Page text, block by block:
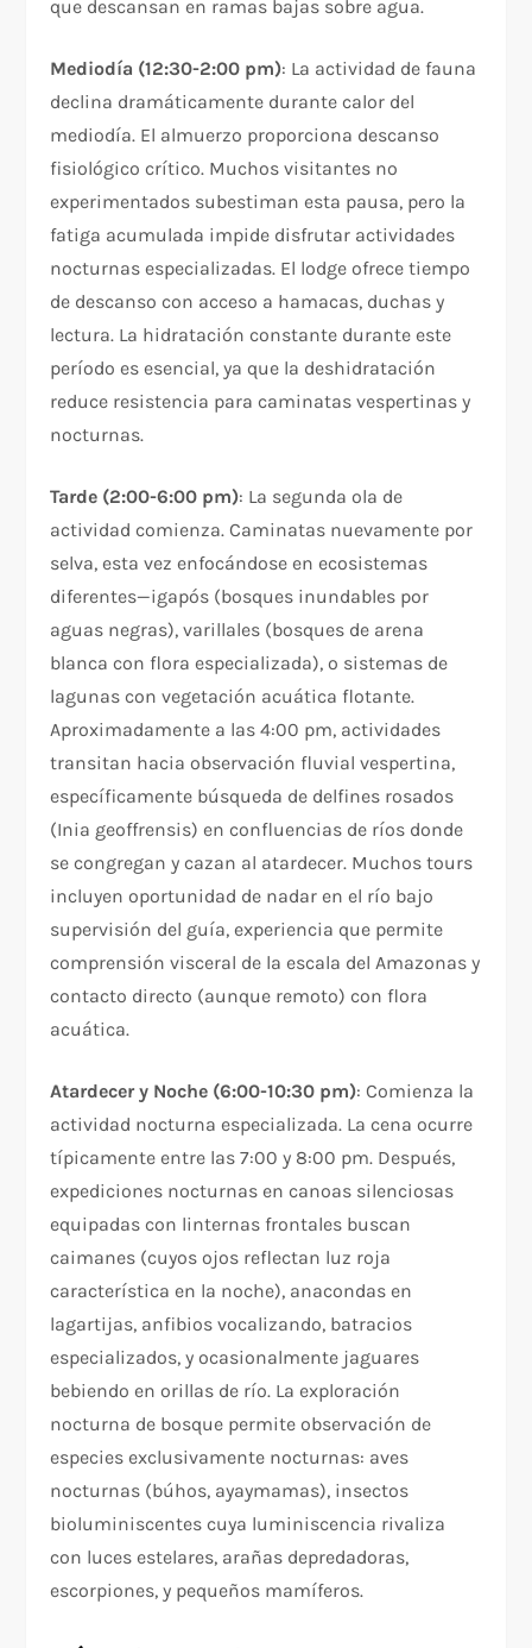
que descansan en ramas bajas sobre agua.​
Mediodía (12:30-2:00 pm): La actividad de fauna
declina dramáticamente durante calor del
mediodía. El almuerzo proporciona descanso
fisiológico crítico. Muchos visitantes no
experimentados subestiman esta pausa, pero la
fatiga acumulada impide disfrutar actividades
nocturnas especializadas. El lodge ofrece tiempo
de descanso con acceso a hamacas, duchas y
lectura. La hidratación constante durante este
período es esencial, ya que la deshidratación
reduce resistencia para caminatas vespertinas y
nocturnas.
Tarde (2:00-6:00 pm): La segunda ola de
actividad comienza. Caminatas nuevamente por
selva, esta vez enfocándose en ecosistemas
diferentes—igapós (bosques inundables por
aguas negras), varillales (bosques de arena
blanca con flora especializada), o sistemas de
lagunas con vegetación acuática flotante.
Aproximadamente a las 4:00 pm, actividades
transitan hacia observación fluvial vespertina,
específicamente búsqueda de delfines rosados
(Inia geoffrensis) en confluencias de ríos donde
se congregan y cazan al atardecer. Muchos tours
incluyen oportunidad de nadar en el río bajo
supervisión del guía, experiencia que permite
comprensión visceral de la escala del Amazonas y
contacto directo (aunque remoto) con flora
acuática.​
Atardecer y Noche (6:00-10:30 pm): Comienza la
actividad nocturna especializada. La cena ocurre
típicamente entre las 7:00 y 8:00 pm. Después,
expediciones nocturnas en canoas silenciosas
equipadas con linternas frontales buscan
caimanes (cuyos ojos reflectan luz roja
característica en la noche), anacondas en
lagartijas, anfibios vocalizando, batracios
especializados, y ocasionalmente jaguares
bebiendo en orillas de río. La exploración
nocturna de bosque permite observación de
especies exclusivamente nocturnas: aves
nocturnas (búhos, ayaymamas), insectos
bioluminiscentes cuya luminiscencia rivaliza
con luces estelares, arañas depredadoras,
escorpiones, y pequeños mamíferos.​